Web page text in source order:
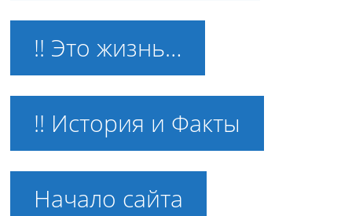
!! Это жизнь…
!! История и Факты
Начало сайта